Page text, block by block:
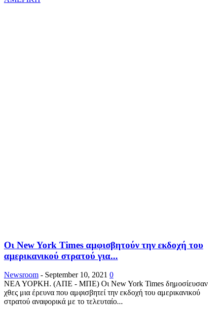
Οι New York Times αμφισβητούν την εκδοχή του
αμερικανικού στρατού για...
Newsroom - September 10, 2021 0
ΝΕΑ ΥΟΡΚΗ. (ΑΠΕ - ΜΠΕ) Οι New York Times δημοσίευσαν
χθες μια έρευνα που αμφισβητεί την εκδοχή του αμερικανικού
στρατού αναφορικά με το τελευταίο...